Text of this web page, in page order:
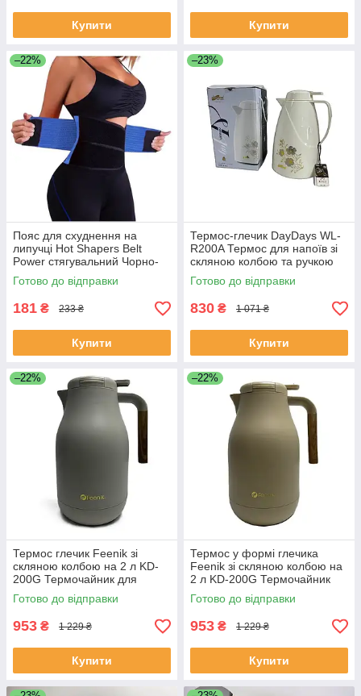
Купити Купити
–22%
Пояс для схуднення на
липучці Hot Shapers Belt
Power стягувальний Чорно-
синій ЕКОБОКС
Готово до відправки
181 ₴ 233 ₴
Купити
–23%
Термос-глечик DayDays WL-
R200A Термос для напоїв зі
скляною колбою та ручкою
ЕКОБОКС
Готово до відправки
830 ₴ 1 071 ₴
Купити
–22%
Термос глечик Feenik зі
скляною колбою на 2 л KD-
200G Термочайник для
напоїв Сірий ЕКОБОКС
Готово до відправки
953 ₴ 1 229 ₴
Купити
–22%
Термос у формі глечика
Feenik зі скляною колбою на
2 л KD-200G Термочайник
для напоїв Бежевий
ЕКОБОКС
Готово до відправки
953 ₴ 1 229 ₴
Купити